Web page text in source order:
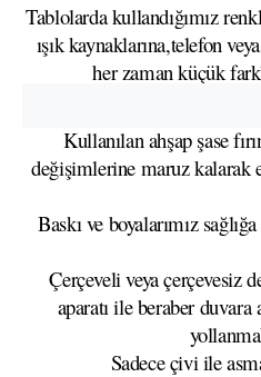
Tablolarda kullandığımız
ışık kaynaklarına,telefon
her zaman küçük
Kullanılan ahşap şase
değişimlerine maruz kalarak
Baskı ve boyalarımız
Çerçeveli veya çerçevesiz
aparatı ile beraber
Sadece çivi ile